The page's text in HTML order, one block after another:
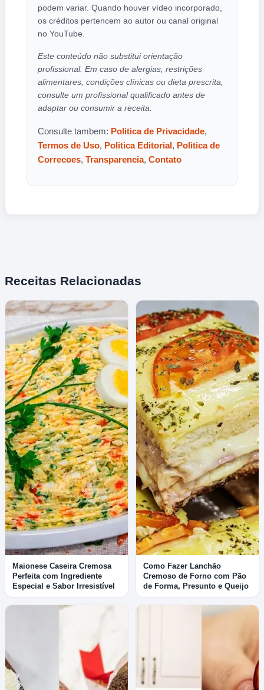
podem variar. Quando houver vídeo incorporado,
os créditos pertencem ao autor ou canal original
no YouTube.
Este conteúdo não substitui orientação
profissional. Em caso de alergias, restrições
alimentares, condições clínicas ou dieta prescrita,
consulte um profissional qualificado antes de
adaptar ou consumir a receita.
Consulte tambem: Politica de Privacidade,
Termos de Uso, Politica Editorial, Politica de
Correcoes, Transparencia, Contato
Receitas Relacionadas
Maionese Caseira Cremosa
Perfeita com Ingrediente
Especial e Sabor Irresistível
Como Fazer Lanchão
Cremoso de Forno com Pão
de Forma, Presunto e Queijo